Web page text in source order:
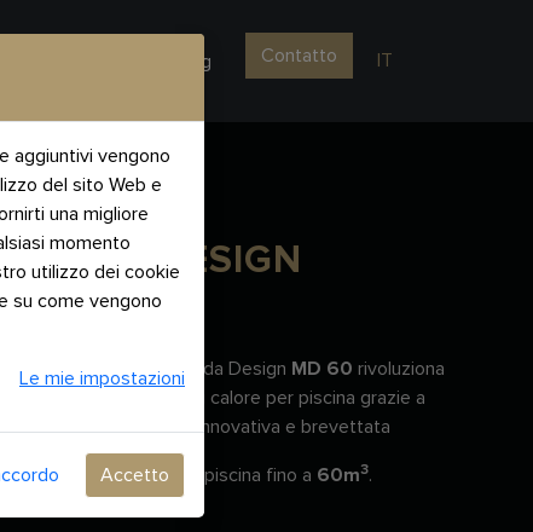
Blog Contatto IT
MAZDA DESIGN
MD 60
La pompa di calore Mazda Design MD 60 rivoluziona
il mondo delle pompe di calore per piscina grazie a
una tecnologia inedita, innovativa e brevettata
Ideale per i volumi della piscina fino a 60m3.
aggiuntivi vengono
del sito Web e
una migliore
momento
utilizzo dei cookie
su come vengono
Le mie impostazioni
Accetto